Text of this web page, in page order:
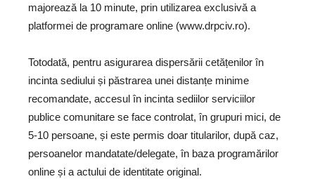
majorează la 10 minute, prin utilizarea exclusivă a
platformei de programare online (www.drpciv.ro).
Totodată, pentru asigurarea dispersării cetățenilor în
incinta sediului și păstrarea unei distanțe minime
recomandate, accesul în incinta sediilor serviciilor
publice comunitare se face controlat, în grupuri mici, de
5-10 persoane, și este permis doar titularilor, după caz,
persoanelor mandatate/delegate, în baza programărilor
online și a actului de identitate original.